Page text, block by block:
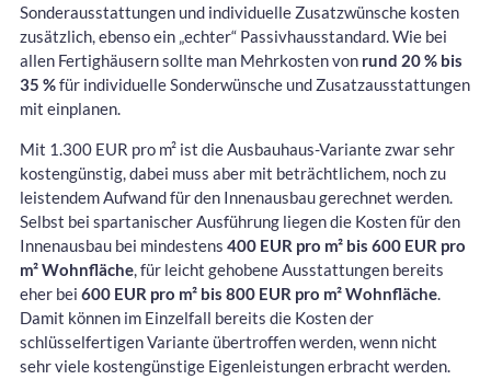
Sonderausstattungen und individuelle Zusatzwünsche kosten
zusätzlich, ebenso ein „echter“ Passivhausstandard. Wie bei
allen Fertighäusern sollte man Mehrkosten von rund 20 % bis
35 %für individuelle Sonderwünsche und Zusatzausstattungen
mit einplanen.
Mit 1.300 EUR pro m² ist die Ausbauhaus-Variante zwar sehr
kostengünstig, dabei muss aber mit beträchtlichem, noch zu
leistendem Aufwand für den Innenausbau gerechnet werden.
Selbst bei spartanischer Ausführung liegen die Kosten für den
Innenausbau bei mindestens 400 EUR pro m² bis 600 EUR pro
m² Wohnfläche, für leicht gehobene Ausstattungen bereits
eher bei 600 EUR pro m² bis 800 EUR pro m² Wohnfläche.
Damit können im Einzelfall bereits die Kosten der
schlüsselfertigen Variante übertroffen werden, wenn nicht
sehr viele kostengünstige Eigenleistungen erbracht werden.